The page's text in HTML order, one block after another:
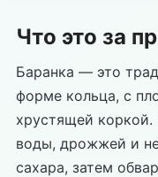
Что это за
Баранка — это
форме кольца, с
хрустящей коркой.
воды, дрожжей и
сахара, затем